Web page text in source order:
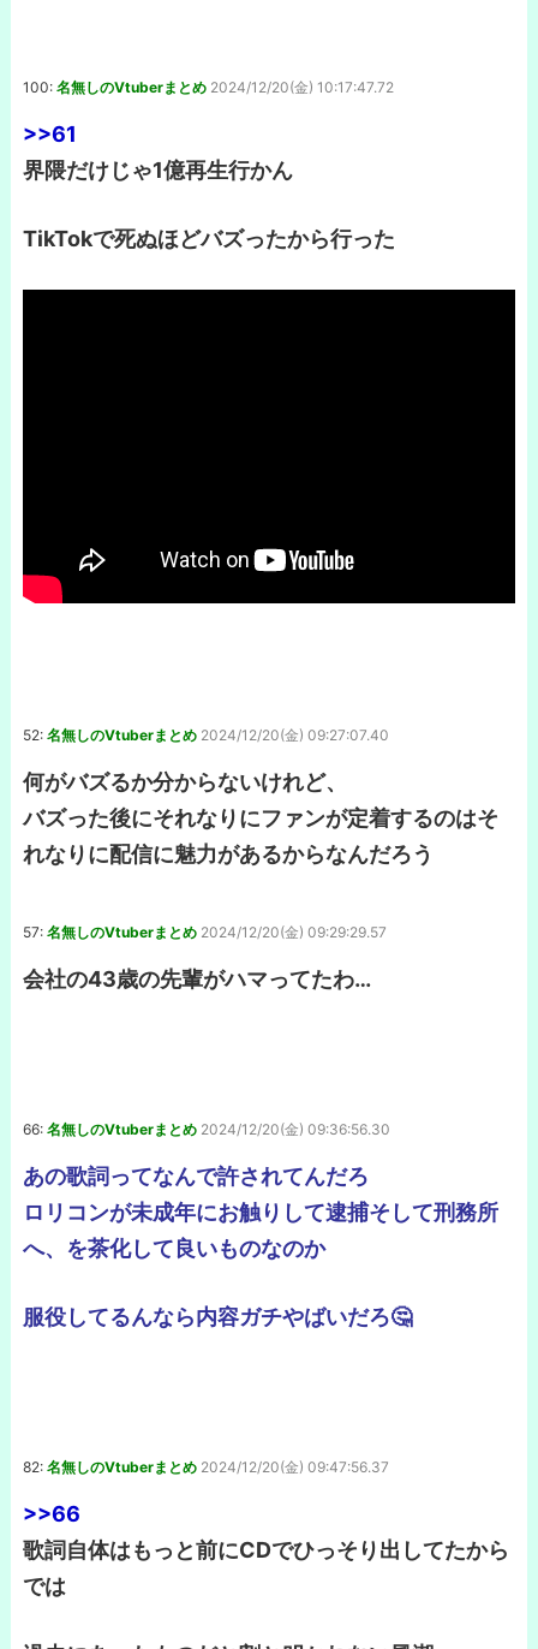
100: 名無しのVtuberまとめ 2024/12/20(金) 10:17:47.72
>>61
界隈だけじゃ1億再生行かん
TikTokで死ぬほどバズったから行った
52: 名無しのVtuberまとめ 2024/12/20(金) 09:27:07.40
何がバズるか分からないけれど、
バズった後にそれなりにファンが定着するのはそ
れなりに配信に魅力があるからなんだろう
57: 名無しのVtuberまとめ 2024/12/20(金) 09:29:29.57
会社の43歳の先輩がハマってたわ…
66: 名無しのVtuberまとめ 2024/12/20(金) 09:36:56.30
あの歌詞ってなんで許されてんだろ
ロリコンが未成年にお触りして逮捕そして刑務所
へ、を茶化して良いものなのか
服役してるんなら内容ガチやばいだろ🤔
82: 名無しのVtuberまとめ 2024/12/20(金) 09:47:56.37
>>66
歌詞自体はもっと前にCDでひっそり出してたから
では